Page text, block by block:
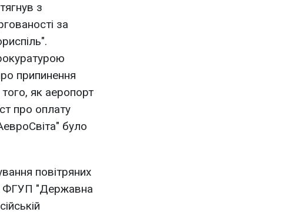
з
за
припинення
як аеропорт
про оплату
було
повітряних
ФГУП "Державна